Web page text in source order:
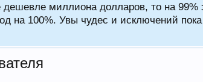
миллиона долларов, то на
на 100%. Увы чудес и исключений